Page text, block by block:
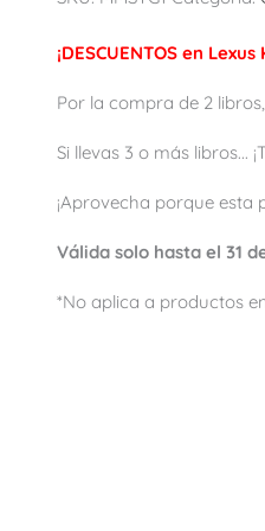
¡DESCUENTOS en Lexus
Por la compra de 2
Si llevas 3 o más libros...
¡Aprovecha porque esta
Válida solo hasta el 31
*No aplica a productos